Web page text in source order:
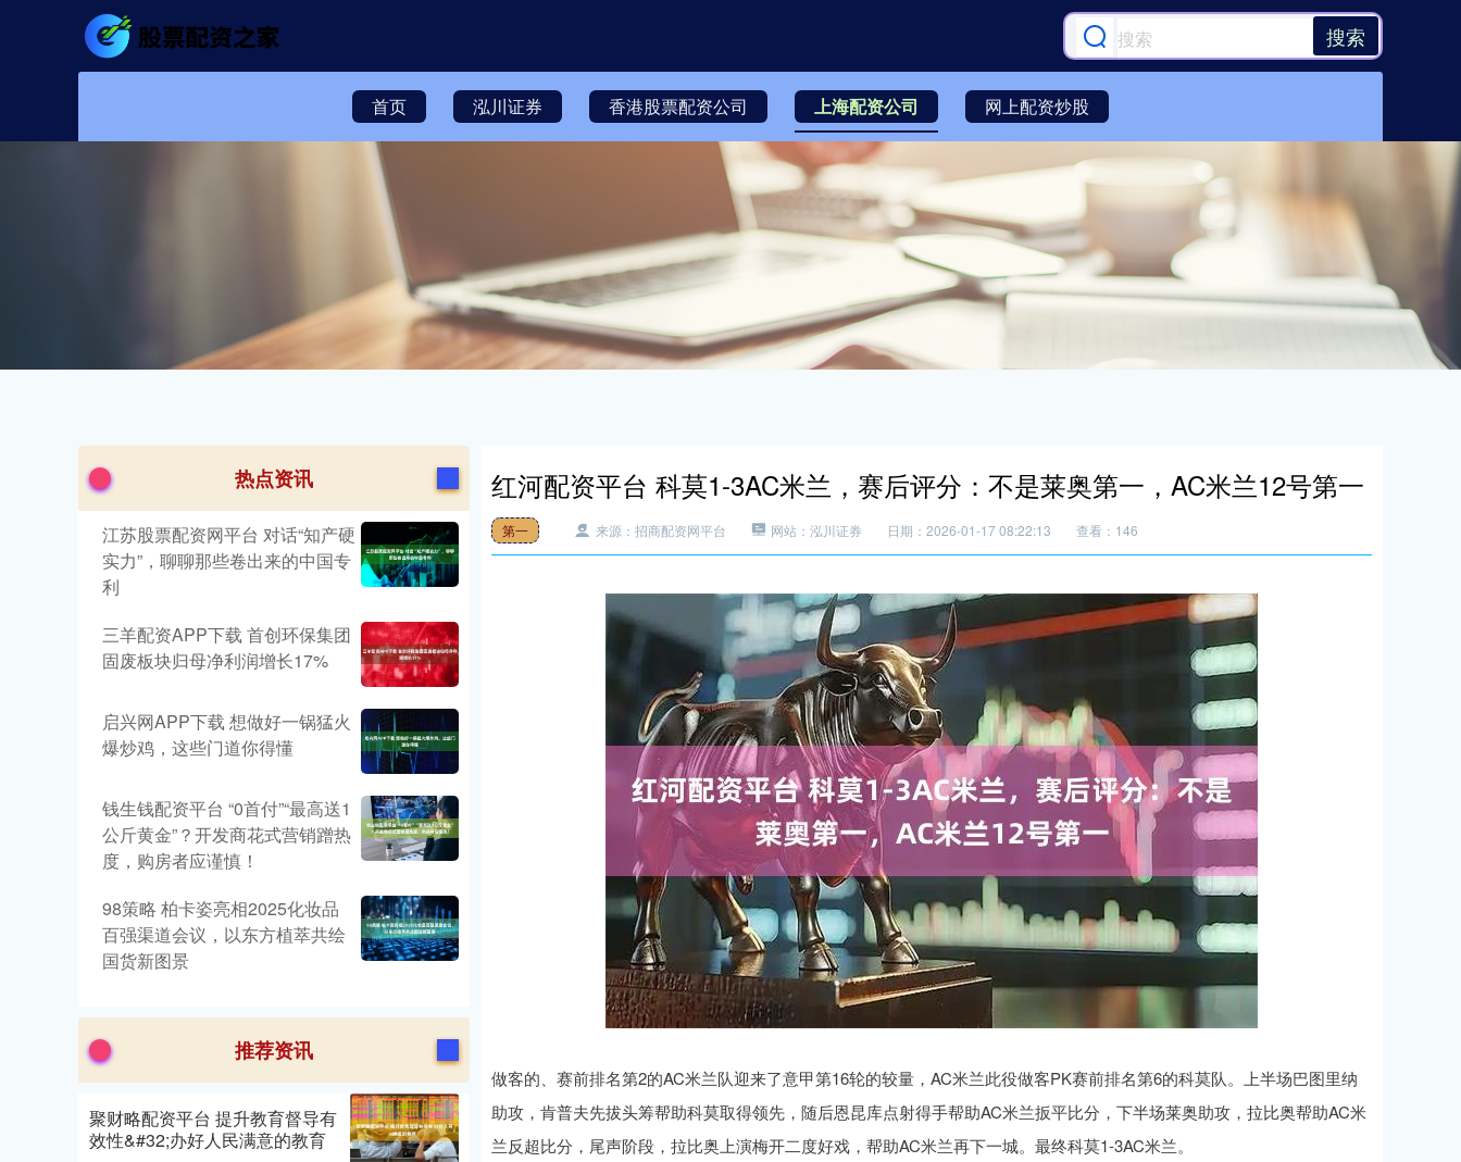
搜索
首页 泓川证券 香港股票配资公司 上海配资公司 网上配资炒股
红河配资平台 科莫1-3AC米兰，赛后评分：不是莱奥第一，AC米兰12号第一
第一 来源：招商配资网平台 网站：泓川证券 日期：2026-01-17 08:22:13 查看：146
做客的、赛前排名第2的AC米兰队迎来了意甲第16轮的较量，AC米兰此役做客PK赛前排名第6的科莫队。上半场巴图里纳
助攻，肯普夫先拔头筹帮助科莫取得领先，随后恩昆库点射得手帮助AC米兰扳平比分，下半场莱奥助攻，拉比奥帮助AC米
兰反超比分，尾声阶段，拉比奥上演梅开二度好戏，帮助AC米兰再下一城。最终科莫1-3AC米兰。
热点资讯
江苏股票配资网平台 对话“知产硬
实力”，聊聊那些卷出来的中国专
利
三羊配资APP下载 首创环保集团
固废板块归母净利润增长17%
启兴网APP下载 想做好一锅猛火
爆炒鸡，这些门道你得懂
钱生钱配资平台 “0首付”“最高送1
公斤黄金”？开发商花式营销蹭热
度，购房者应谨慎！
98策略 柏卡姿亮相2025化妆品
百强渠道会议，以东方植萃共绘
国货新图景
推荐资讯
聚财略配资平台 提升教育督导有
效性&#32;办好人民满意的教育